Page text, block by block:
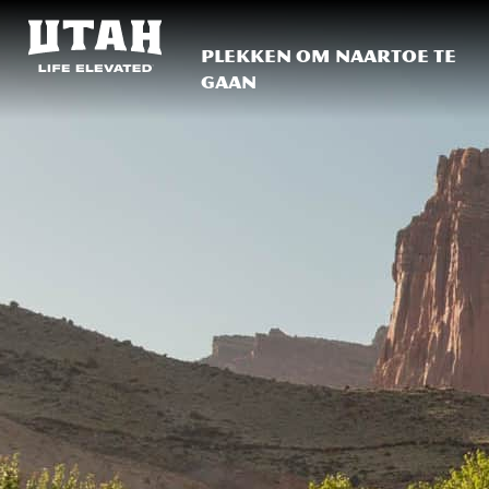
Plekken om naartoe te
gaan